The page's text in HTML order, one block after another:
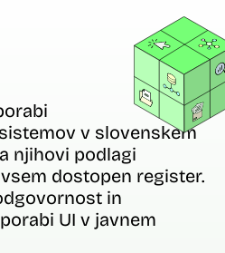
v slovenskem
njihovi podlagi
dostopen register.
in
UI v javnem